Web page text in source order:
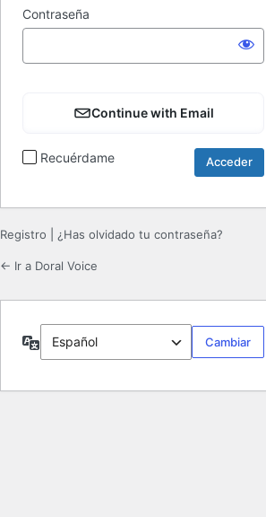
Contraseña
Continue with Email
Recuérdame
Registro ¿Has olvidado tu contraseña?
← Ir a Doral Voice
Idioma